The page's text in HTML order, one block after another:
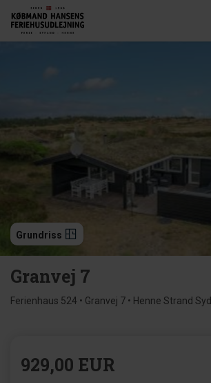
Grundriss
Granvej 7
Ferienhaus 524 • Granvej 7 • Henne Strand Syd
929,00 EUR